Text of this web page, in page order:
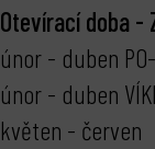
Otevírací doba -
únor - duben
únor - duben
květen -